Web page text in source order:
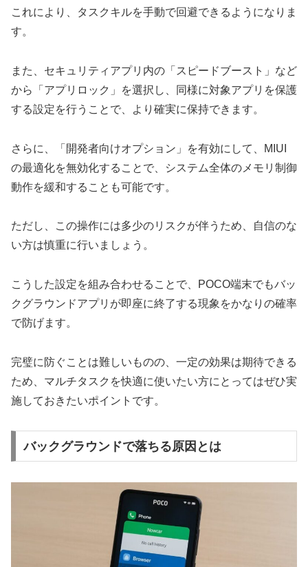
これにより、タスクキルを手動で回避できるようになりま
す。
また、セキュリティアプリ内の「スピードブースト」など
から「アプリロック」を選択し、同様に対象アプリを保護
する設定を行うことで、より確実に保持できます。
さらに、「開発者向けオプション」を有効にして、MIUI
の最適化を無効化することで、システム全体のメモリ制御
動作を緩和することも可能です。
ただし、この操作には多少のリスクが伴うため、自信のな
い方は慎重に行いましょう。
こうした設定を組み合わせることで、POCO端末でもバッ
クグラウンドアプリが即座に終了する現象をかなりの確率
で防げます。
完璧に防ぐことは難しいものの、一定の効果は期待できる
ため、マルチタスクを快適に使いたい方にとってはぜひ実
施しておきたいポイントです。
バックグラウンドで落ちる原因とは